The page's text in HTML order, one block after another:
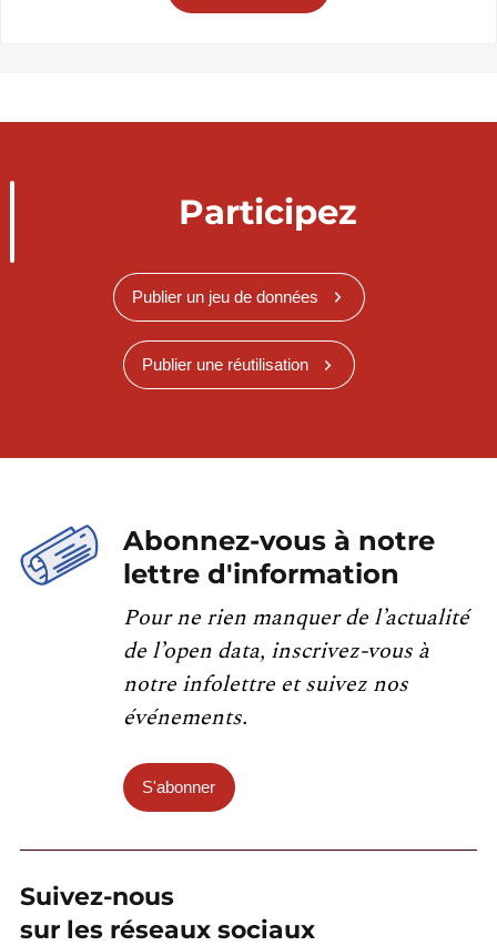
Participez
Publier un jeu de données
Publier une réutilisation
Abonnez-vous à notre
lettre d'information
Pour ne rien manquer de l’actualité
de l’open data, inscrivez-vous à
notre infolettre et suivez nos
événements.
S'abonner
Suivez-nous
sur les réseaux sociaux